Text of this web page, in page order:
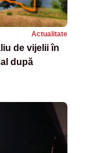
Actualitate
de vijelii în
după